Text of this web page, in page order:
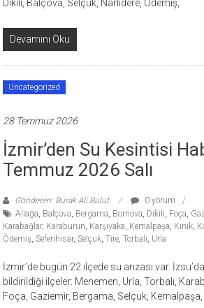
Dikili, Balçova, Selçuk, Narlıdere, Ödemiş,
Devamını Oku
Uncategorized
28 Temmuz 2026
İzmir’den Su Kesintisi
Temmuz 2026 Salı
Gönderen: Burak Ali Bulut
0 yorum
Aliağa, Balçova, Bergama, Bornova, Dikili, Foça,
Karabağlar, Karaburun, Karşıyaka, Kemalpaşa, Kınık,
Ödemiş,Seferihisar,Selçuk,Tire,Torbalı, Urla
İzmir’de bugün 22 ilçede su arızası var.
bildirildiği ilçeler: Menemen, Urla, Torbalı,
Foça, Gaziemir, Bergama, Selçuk, Kemalpaşa,